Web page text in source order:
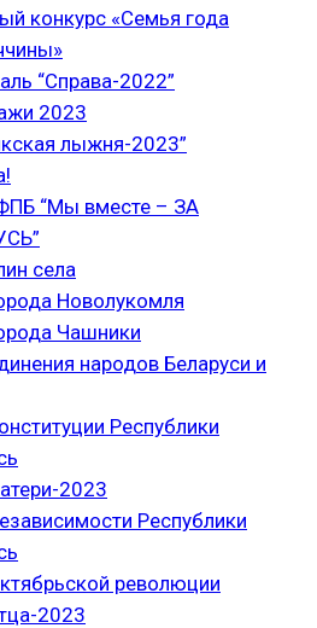
конкурс «Семья года
“Справа-2022”
2023
лыжня-2023”
“Мы вместе – ЗА
села
Новолукомля
Чашники
народов Беларуси и
Республики
2023
Республики
революции
2023